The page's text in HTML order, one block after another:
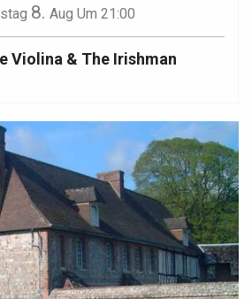
8. Aug Um 21:00
Violina & The Irishman